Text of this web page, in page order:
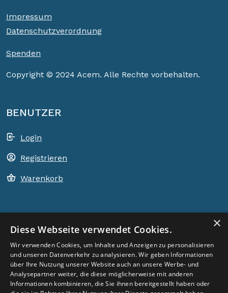
Impressum
Datenschutzverordnung
Spenden
Copyright © 2024 Acem. Alle Rechte vorbehalten.
BENUTZER
Login
Registrieren
Warenkorb
ACEM WELTWEIT
LAND WÄHLEN
Germany
×
Diese Webseite verwendet Cookies.
Wir verwenden Cookies, um Inhalte und Anzeigen zu personalisieren
und unseren Datenverkehr zu analysieren. Wir geben Informationen
über Ihre Nutzung unserer Website auch an unsere Werbe- und
Analysepartner weiter, die diese möglicherweise mit anderen
Informationen kombinieren, die Sie ihnen bereitgestellt haben oder